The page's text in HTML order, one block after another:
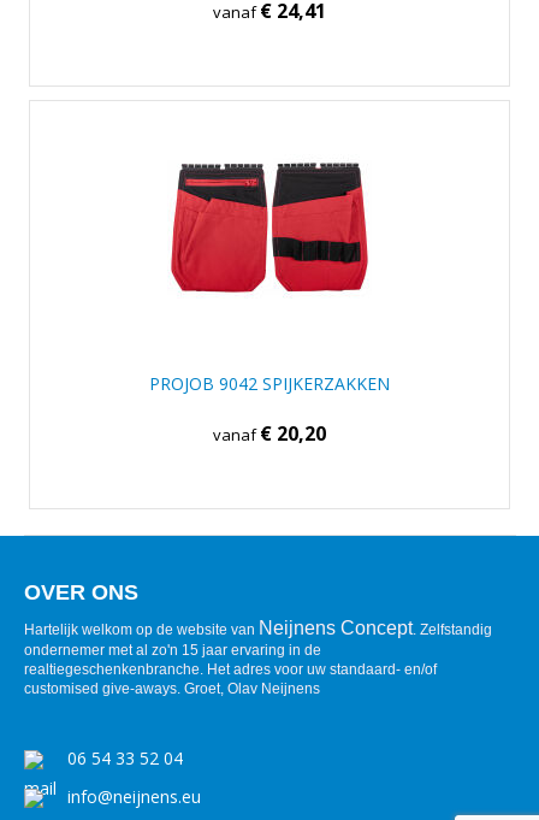
vanaf€ 24,41
PROJOB 9042 SPIJKERZAKKEN
vanaf€ 20,20
OVER ONS
Hartelijk welkom op de website van Neijnens Concept. Zelfstandig
ondernemer met al zo'n 15 jaar ervaring in de
realtiegeschenkenbranche. Het adres voor uw standaard- en/of
customised give-aways. Groet, Olav Neijnens
06 54 33 52 04
info@neijnens.eu